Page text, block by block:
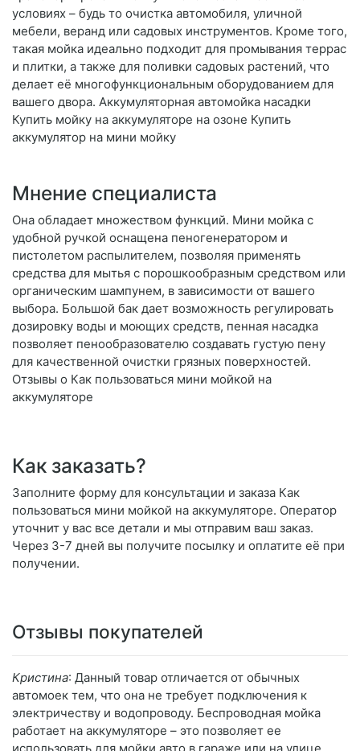
условиях – будь то очистка автомобиля, уличной
мебели, веранд или садовых инструментов. Кроме того,
такая мойка идеально подходит для промывания террас
и плитки, а также для поливки садовых растений, что
делает её многофункциональным оборудованием для
вашего двора. Аккумуляторная автомойка насадки
Купить мойку на аккумуляторе на озоне Купить
аккумулятор на мини мойку
Мнение специалиста
Она обладает множеством функций. Мини мойка с
удобной ручкой оснащена пеногенератором и
пистолетом распылителем, позволяя применять
средства для мытья с порошкообразным средством или
органическим шампунем, в зависимости от вашего
выбора. Большой бак дает возможность регулировать
дозировку воды и моющих средств, пенная насадка
позволяет пенообразователю создавать густую пену
для качественной очистки грязных поверхностей.
Отзывы о Как пользоваться мини мойкой на
аккумуляторе
Как заказать?
Заполните форму для консультации и заказа Как
пользоваться мини мойкой на аккумуляторе. Оператор
уточнит у вас все детали и мы отправим ваш заказ.
Через 3-7 дней вы получите посылку и оплатите её при
получении.
Отзывы покупателей
Кристина: Данный товар отличается от обычных
автомоек тем, что она не требует подключения к
электричеству и водопроводу. Беспроводная мойка
работает на аккумуляторе – это позволяет ее